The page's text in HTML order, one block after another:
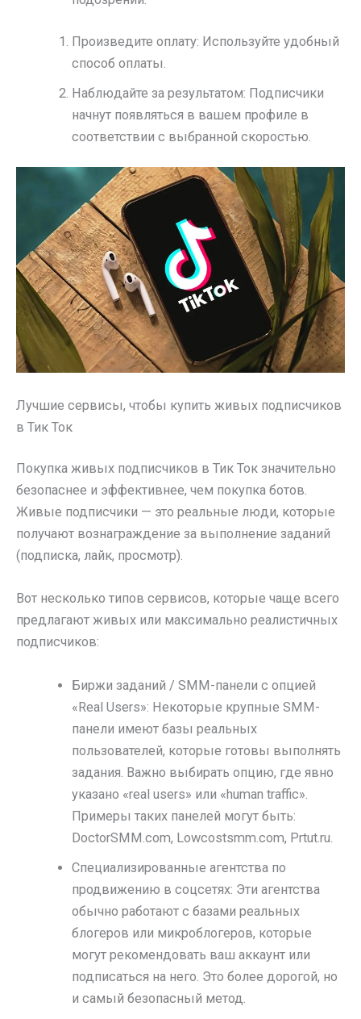
Произведите оплату: Используйте удобный
способ оплаты.
Наблюдайте за результатом: Подписчики
начнут появляться в вашем профиле в
соответствии с выбранной скоростью.
Лучшие сервисы, чтобы купить живых подписчиков
в Тик Ток
Покупка живых подписчиков в Тик Ток значительно
безопаснее и эффективнее, чем покупка ботов.
Живые подписчики — это реальные люди, которые
получают вознаграждение за выполнение заданий
(подписка, лайк, просмотр).
Вот несколько типов сервисов, которые чаще всего
предлагают живых или максимально реалистичных
подписчиков:
Биржи заданий / SMM-панели с опцией
«Real Users»: Некоторые крупные SMM-
панели имеют базы реальных
пользователей, которые готовы выполнять
задания. Важно выбирать опцию, где явно
указано «real users» или «human traffic».
Примеры таких панелей могут быть:
DoctorSMM.com, Lowcostsmm.com, Prtut.ru.
Специализированные агентства по
продвижению в соцсетях: Эти агентства
обычно работают с базами реальных
блогеров или микроблогеров, которые
могут рекомендовать ваш аккаунт или
подписаться на него. Это более дорогой, но
и самый безопасный метод.